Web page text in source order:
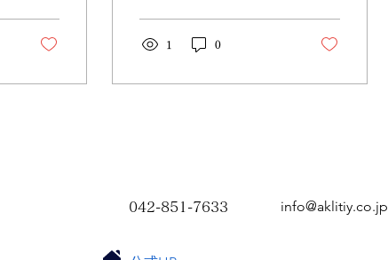
エネルギー（ドーシャ）
皆、生まれ持ったドーシ
すさ、肌のくすみ、心の
1 0
042-851-7633 info@aklitiy.co.jp